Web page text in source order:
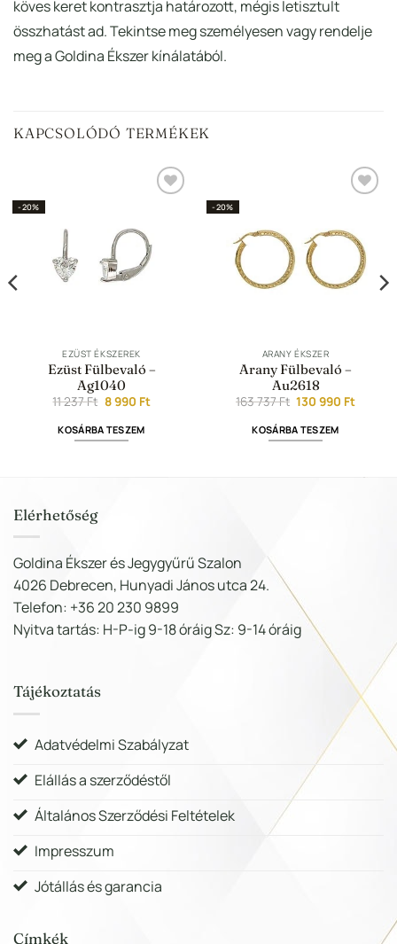
köves keret kontrasztja határozott, mégis letisztult
összhatást ad. Tekintse meg személyesen vagy rendelje
meg a Goldina Ékszer kínálatából.
KAPCSOLÓDÓ TERMÉKEK
-20%
EZÜST ÉKSZEREK
Ezüst Fülbevaló –
Ag1040
11 237Ft Original
was:
11
8 990 FtCurrent
KOSÁRBA TESZEM
-20%
ARANY ÉKSZER
Arany Fülbevaló –
Au2618
163 737Ft Original
was:
163
130 990 Ft
KOSÁRBA TESZEM
Elérhetőség
Goldina Ékszer és Jegygyűrű Szalon
4026 Debrecen, Hunyadi János utca 24.
Telefon: +36 20 230 9899
Nyitva tartás: H-P-ig 9-18 óráig Sz: 9-14 óráig
Tájékoztatás
Adatvédelmi Szabályzat
Elállás a szerződéstől
Általános Szerződési Feltételek
Impresszum
Jótállás és garancia
Címkék